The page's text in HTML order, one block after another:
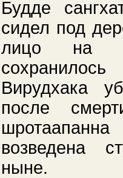
Будде
сидел под
лицо на
Вирудхака
после
возведена
ныне.